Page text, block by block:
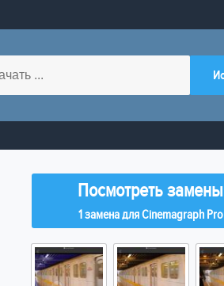
Посмотреть замены
1 замена для Cinemagraph Pro